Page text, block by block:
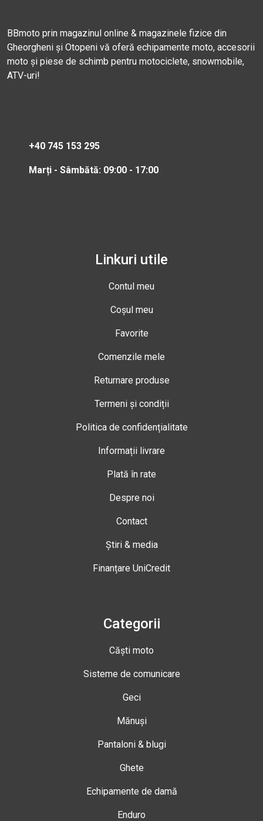
BBmoto prin magazinul online & magazinele fizice din
Gheorgheni și Otopeni vă oferă echipamente moto, accesorii
moto și piese de schimb pentru motociclete, snowmobile,
ATV-uri!
+40 745 153 295
Marți - Sâmbătă: 09:00 - 17:00
Linkuri utile
Contul meu
Coșul meu
Favorite
Comenzile mele
Returnare produse
Termeni și condiții
Politica de confidențialitate
Informații livrare
Plată în rate
Despre noi
Contact
Știri & media
Finanțare UniCredit
Categorii
Căști moto
Sisteme de comunicare
Geci
Mănuși
Pantaloni & blugi
Ghete
Echipamente de damă
Enduro